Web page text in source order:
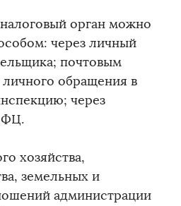
орган можно
через личный
почтовым
обращения в
через
хозяйства,
земельных и
администрации